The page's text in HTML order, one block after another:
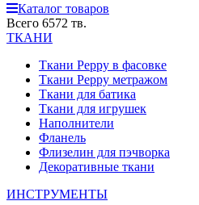
Каталог товаров
Всего 6572 тв.
ТКАНИ
Ткани Peppy в фасовке
Ткани Peppy метражом
Ткани для батика
Ткани для игрушек
Наполнители
Фланель
Флизелин для пэчворка
Декоративные ткани
ИНСТРУМЕНТЫ